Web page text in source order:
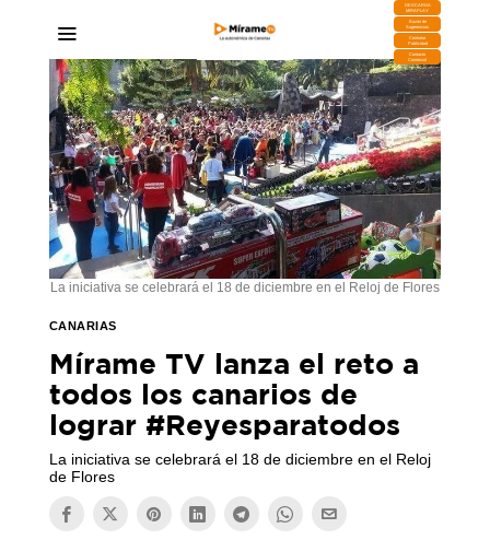
DESCARGA
MIRAPLAY
Buzón de
Sugerencias
Contratar
Publicidad
Contacto
Comercial
La iniciativa se celebrará el 18 de diciembre en el Reloj de Flores
CANARIAS
Mírame TV lanza el reto a
todos los canarios de
lograr #Reyesparatodos
La iniciativa se celebrará el 18 de diciembre en el Reloj
de Flores